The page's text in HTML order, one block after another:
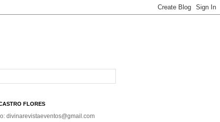
FLORES
divinarevistaeventos@gmail.com